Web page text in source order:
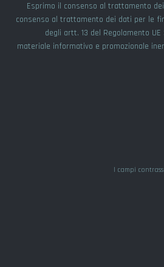
Esprimo il consenso al trattamento
consenso al trattamento dei dati per le
degli artt. 13 del Regolamento
materiale informativo e promozionale
I campi